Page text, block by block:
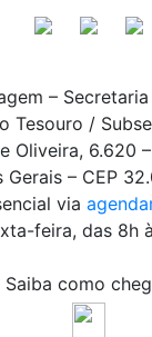
–
Tesouro /
Oliveira, 6.620
Gerais – CEP
via
feira, das 8h
Saiba como